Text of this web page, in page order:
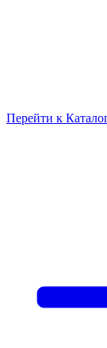
Перейти к